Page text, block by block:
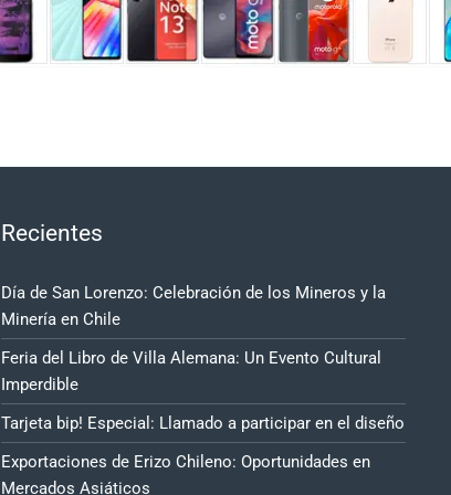
Recientes
Día de San Lorenzo: Celebración de los Mineros y la
Minería en Chile
Feria del Libro de Villa Alemana: Un Evento Cultural
Imperdible
Tarjeta bip! Especial: Llamado a participar en el diseño
Exportaciones de Erizo Chileno: Oportunidades en
Mercados Asiáticos